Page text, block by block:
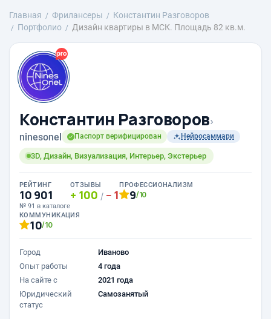
Главная Фрилансеры
Константин Разговоров
Портфолио
Дизайн квартиры в МСК. Площадь 82 кв.м.
Константин Разговоров›
ninesonel Паспорт верифицирован Нейросаммари
3D, Дизайн, Визуализация, Интерьер, Экстерьер
РЕЙТИНГ
10 901
№ 91 в каталоге
ОТЗЫВЫ
100 / 1
ПРОФЕССИОНАЛИЗМ
9/10
КОММУНИКАЦИЯ
10/10
Город
Иваново
Опыт работы
4 года
На сайте с
2021 года
Юридический
статус
Самозанятый